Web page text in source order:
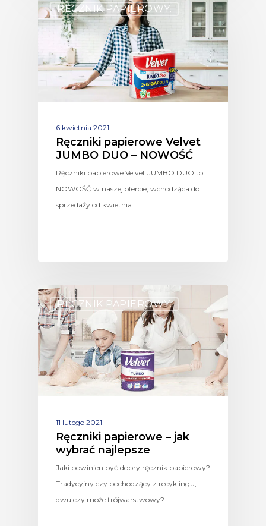
RĘCZNIK PAPIEROWY.
6 kwietnia 2021
Ręczniki papierowe Velvet
JUMBO DUO – NOWOŚĆ
Ręczniki papierowe Velvet JUMBO DUO to
NOWOŚĆ w naszej ofercie, wchodząca do
sprzedaży od kwietnia…
RĘCZNIK PAPIEROWY.
11 lutego 2021
Ręczniki papierowe – jak
wybrać najlepsze
Jaki powinien być dobry ręcznik papierowy?
Tradycyjny czy pochodzący z recyklingu,
dwu czy może trójwarstwowy?…